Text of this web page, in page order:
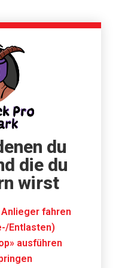
du
die du
wirst
fahren
Entlasten)
ausführen